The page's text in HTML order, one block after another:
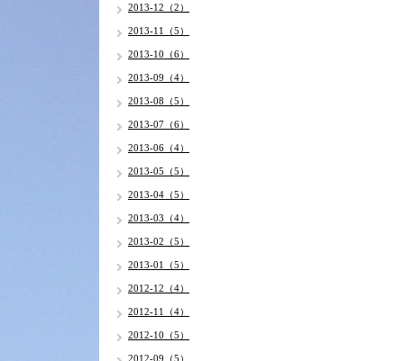
2013-12（2）
2013-11（5）
2013-10（6）
2013-09（4）
2013-08（5）
2013-07（6）
2013-06（4）
2013-05（5）
2013-04（5）
2013-03（4）
2013-02（5）
2013-01（5）
2012-12（4）
2012-11（4）
2012-10（5）
2012-09（5）